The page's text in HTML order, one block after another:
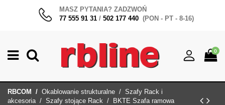
MASZ PYTANIA? ZADZWOŃ
77 555 91 31 / 502 177 440 (PON - PT - 8-16)
0
RBCOM Okablowanie strukturalne
Szafy Rack i
akcesoria
Szafy stojące Rack
BKTE Szafa ramowa